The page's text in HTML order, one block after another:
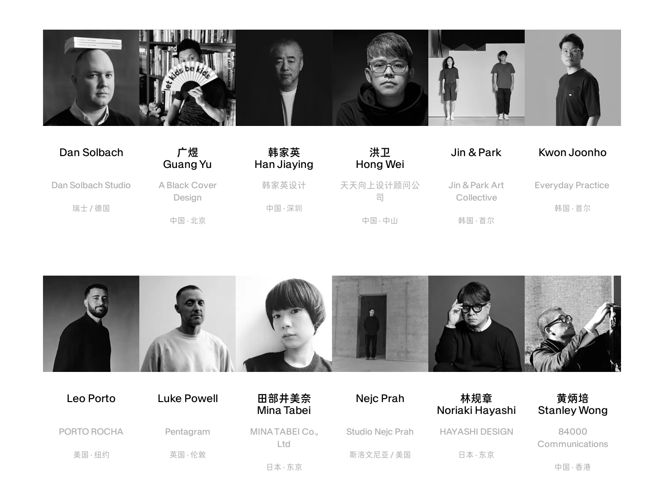
Dan Solbach
Dan Solbach Studio
瑞士 / 德国
广煜
Guang Yu
A Black Cover
Design
中国 · 北京
韩家英
Han Jiaying
韩家英设计
中国 · 深圳
洪卫
Hong Wei
天天向上设计顾问公
司
中国 · 中山
Jin & Park
Jin & Park Art
Collective
韩国 · 首尔
Kwon Joonho
Everyday Practice
韩国 · 首尔
Leo Porto
PORTO ROCHA
美国 · 纽约
Luke Powell
Pentagram
英国 · 伦敦
田部井美奈
Mina Tabei
MINA TABEI Co.,
Ltd
日本 · 东京
Nejc Prah
Studio Nejc Prah
斯洛文尼亚 / 美国
林规章
Noriaki Hayashi
HAYASHI DESIGN
日本 · 东京
黄炳培
Stanley Wong
84000
Communications
中国 · 香港